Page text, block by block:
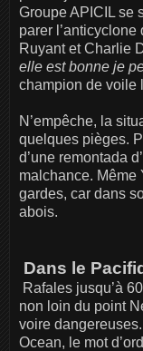
Groupe APICIL se
parer
Ruyant et Charlie
elle est bonne je
champion de voile
N’empêche, la
quelques pièges.
d’une remontada
malchance. Même
gardes, car dans
abois.
Dans le
Rafales jusqu’à
non loin du point
voire
Ocean, le mot